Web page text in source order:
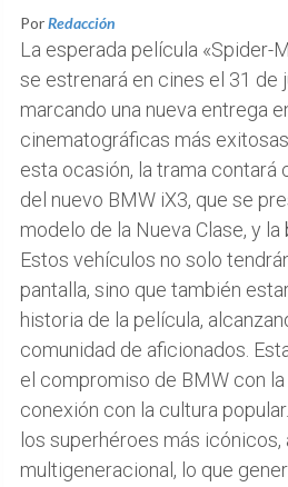
PorRedacción
La esperada película «Spider-
se estrenará en cines el 31 de
marcando una nueva entrega
cinematográficas más
esta ocasión, la trama contará
del nuevo BMW iX3, que se
modelo de la Nueva Clase, y
Estos vehículos no solo
pantalla, sino que también
historia de la película,
comunidad de aficionados.
el compromiso de BMW con
conexión con la cultura
los superhéroes más icónicos,
multigeneracional, lo que